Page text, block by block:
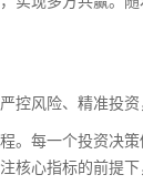
风险、精准投资
每一个投资决策
核心指标的前提